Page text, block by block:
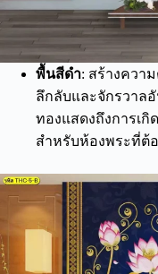
พื้นสีดำ: สร้างควา
ลึกลับและจักรวาล
ทองแสดงถึงการเ
สำหรับห้องพระที่ต้